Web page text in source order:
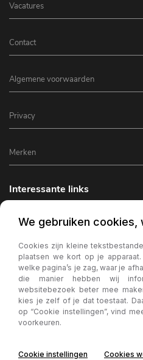
Vacatures
Contact
Algemene voorwaarden
Privacy
Merken
Interessante links
Horeca inrichting
Horeca terrasverlichting
Kantine inrichting
Terrasstoelen
Wachtkamer bank
We gebruiken cookies,
Cookies zijn kleine
plaatsen we kort op je
welke pagina’s je zag, waar je
die manier hebben wij
websitebezoek beter mee
kies je zelf of je dat toestaat.
op “Cookie instellingen”, vind
voorkeuren.
Cookie instellingen Cookies